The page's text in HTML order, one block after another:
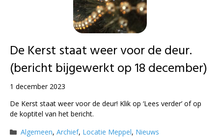
De Kerst staat weer voor de deur.
(bericht bijgewerkt op 18 december)
1 december 2023
De Kerst staat weer voor de deur! Klik op ‘Lees verder’ of op
de koptitel van het bericht.
Categorieën
Algemeen,Archief, Locatie Meppel, Nieuws